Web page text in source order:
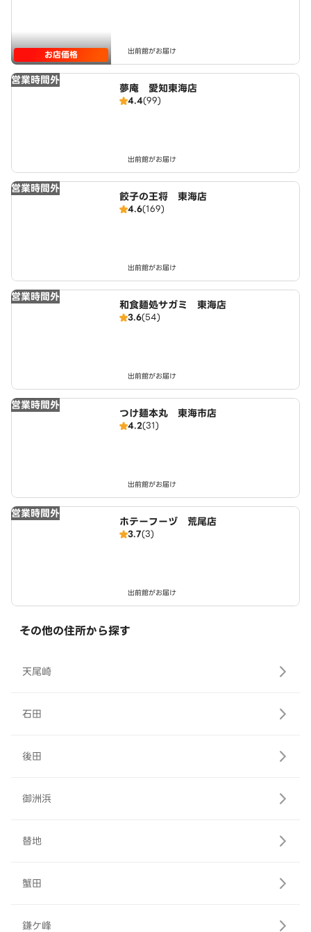
お店価格 出前館がお届け
営業時間外
夢庵 愛知東海店
4.4(99)
出前館がお届け
営業時間外
餃子の王将 東海店
4.6(169)
出前館がお届け
営業時間外
和食麺処サガミ 東海店
3.6(54)
出前館がお届け
営業時間外
つけ麺本丸 東海市店
4.2(31)
出前館がお届け
営業時間外
ホテーフーヅ 荒尾店
3.7(3)
出前館がお届け
その他の住所から探す
天尾崎
石田
後田
御洲浜
替地
蟹田
鎌ケ峰